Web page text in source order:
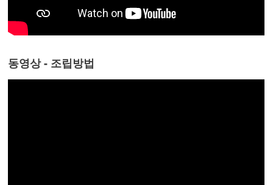
동영상 - 조립방법